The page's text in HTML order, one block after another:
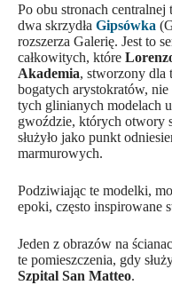
Po obu stronach
dwa skrzydła Gipsówka
rozszerza Galerię. Jest to
całkowitych, które
Akademia, stworzony dla
bogatych arystokratów,
tych glinianych modelach
gwoździe, których otwory
służyło jako punkt
marmurowych.
Podziwiając te modelki,
epoki, często inspirowane
Jeden z obrazów na
te pomieszczenia, gdy
Szpital San Matteo.